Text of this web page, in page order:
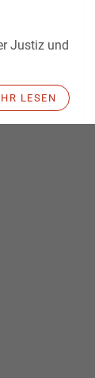
Justiz und
LESEN